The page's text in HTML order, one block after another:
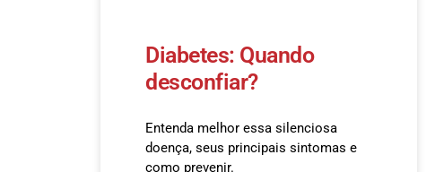
Diabetes: Quando
desconfiar?
Entenda melhor essa silenciosa
doença, seus principais sintomas e
como prevenir.